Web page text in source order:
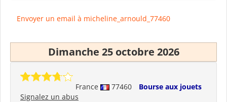
Envoyer un email à micheline_arnould_77460
Dimanche 25 octobre 2026
France 77460
Bourse aux jouets
Signalez un abus